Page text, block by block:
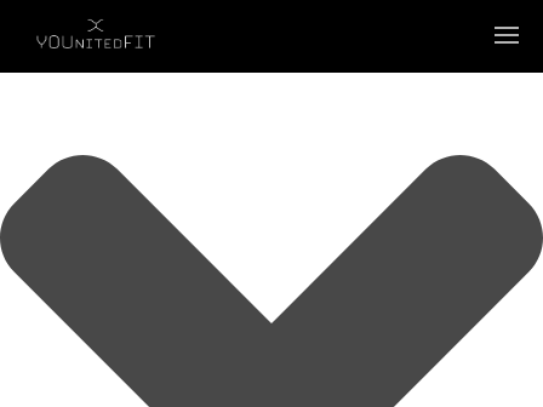
Wir verwenden Cookies